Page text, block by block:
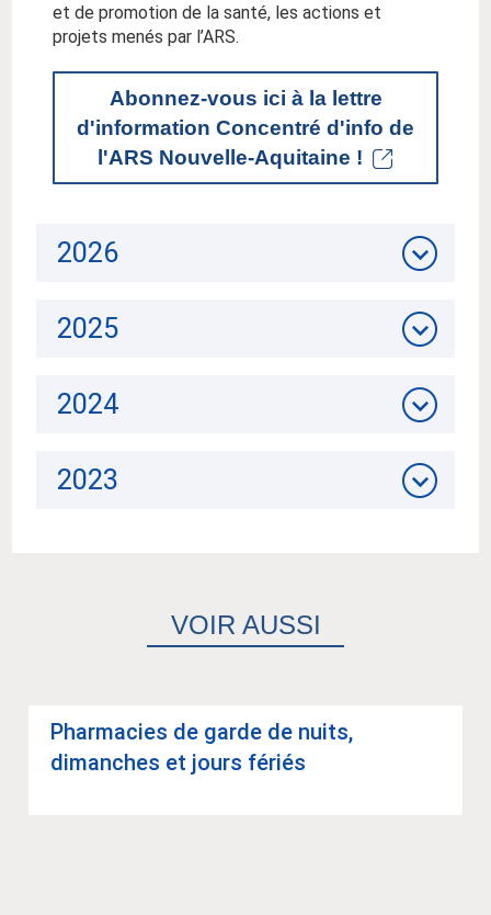
et de promotion de la santé, les actions et
projets menés par l’ARS.
Abonnez-vous ici à la lettre
d'information Concentré d'info de
l'ARS Nouvelle-Aquitaine !
2026
2025
2024
2023
VOIR AUSSI
Phar­ma­cies de garde de nuits,
dimanches et jours fériés